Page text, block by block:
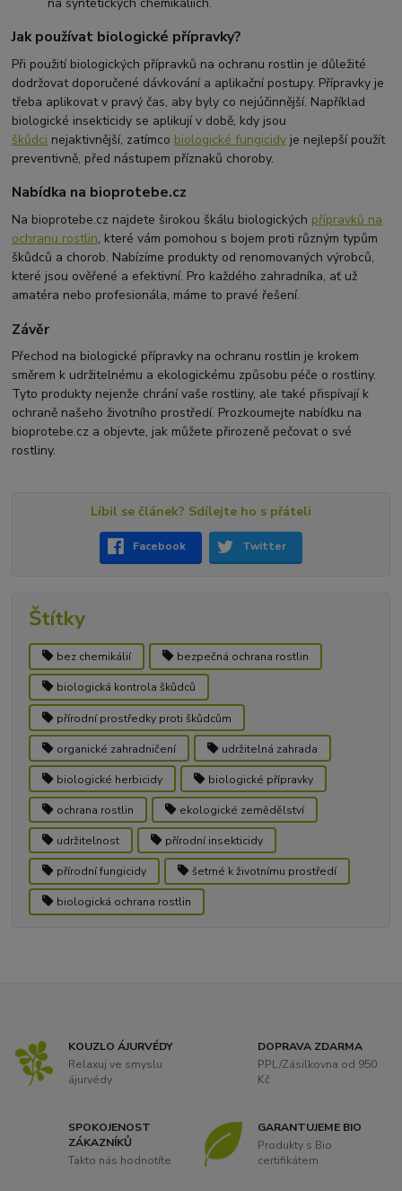
Jak používat biologické přípravky?
Při použití biologických přípravků na ochranu rostlin je důležité
dodržovat doporučené dávkování a aplikační postupy. Přípravky je
třeba aplikovat v pravý čas, aby byly co nejúčinnější. Například
biologické insekticidy se aplikují v době, kdy jsou
škůdci nejaktivnější, zatímco biologické fungicidy je nejlepší použít
preventivně, před nástupem příznaků choroby.
Nabídka na bioprotebe.cz
Na bioprotebe.cz najdete širokou škálu biologických přípravků na
ochranu rostlin, které vám pomohou s bojem proti různým typům
škůdců a chorob. Nabízíme produkty od renomovaných výrobců,
které jsou ověřené a efektivní. Pro každého zahradníka, ať už
amatéra nebo profesionála, máme to pravé řešení.
Závěr
Přechod na biologické přípravky na ochranu rostlin je krokem
směrem k udržitelnému a ekologickému způsobu péče o rostliny.
Tyto produkty nejenže chrání vaše rostliny, ale také přispívají k
ochraně našeho životního prostředí. Prozkoumejte nabídku na
bioprotebe.cz a objevte, jak můžete přirozeně pečovat o své
rostliny.
Líbil se článek? Sdílejte ho s přáteli
Facebook Twitter
Štítky
bez chemikálií bezpečná ochrana rostlin
biologická kontrola škůdců
přírodní prostředky proti škůdcům
organické zahradničení udržitelná zahrada
biologické herbicidy biologické přípravky
ochrana rostlin ekologické zemědělství
udržitelnost přírodní insekticidy
přírodní fungicidy šetrné k životnímu prostředí
biologická ochrana rostlin
KOUZLO ÁJURVÉDY
Relaxuj ve smyslu
ájurvédy
DOPRAVA ZDARMA
PPL/Zásilkovna od 950
Kč
SPOKOJENOST
ZÁKAZNÍKŮ
Takto nás hodnotíte
GARANTUJEME BIO
Produkty s Bio
certifikátem